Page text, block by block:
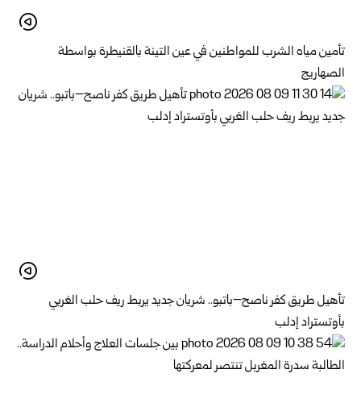
تأمين مياه الشرب للمواطنين في عين التينة بالقنيطرة ‏بواسطة
الصهاريج
تأهيل طريق كفر ناصح–باتبو.. شريان جديد يربط ريف حلب الغربي
بأوتستراد إدلب